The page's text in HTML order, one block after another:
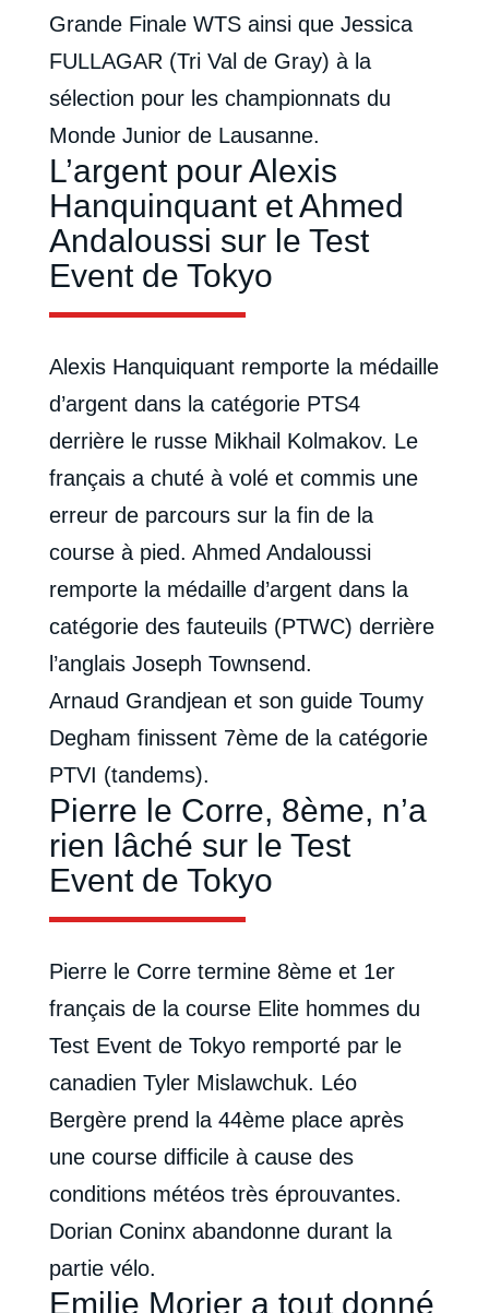
Grande Finale WTS ainsi que Jessica
FULLAGAR (Tri Val de Gray) à la
sélection pour les championnats du
Monde Junior de Lausanne.
L’argent pour Alexis
Hanquinquant et Ahmed
Andaloussi sur le Test
Event de Tokyo
Alexis Hanquiquant remporte la médaille
d’argent dans la catégorie PTS4
derrière le russe Mikhail Kolmakov. Le
français a chuté à volé et commis une
erreur de parcours sur la fin de la
course à pied. Ahmed Andaloussi
remporte la médaille d’argent dans la
catégorie des fauteuils (PTWC) derrière
l’anglais Joseph Townsend.
Arnaud Grandjean et son guide Toumy
Degham finissent 7ème de la catégorie
PTVI (tandems).
Pierre le Corre, 8ème, n’a
rien lâché sur le Test
Event de Tokyo
Pierre le Corre termine 8ème et 1er
français de la course Elite hommes du
Test Event de Tokyo remporté par le
canadien Tyler Mislawchuk. Léo
Bergère prend la 44ème place après
une course difficile à cause des
conditions météos très éprouvantes.
Dorian Coninx abandonne durant la
partie vélo.
Emilie Morier a tout donné